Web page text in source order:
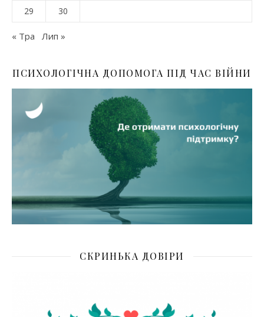
29 30
« Тра Лип »
ПСИХОЛОГІЧНА ДОПОМОГА ПІД ЧАС ВІЙНИ
СКРИНЬКА ДОВІРИ